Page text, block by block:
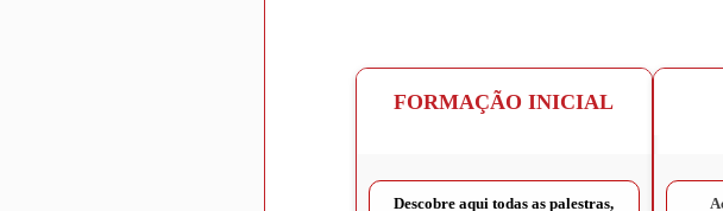
FORMAÇÃO INICIAL
Descobre aqui todas as palestras,